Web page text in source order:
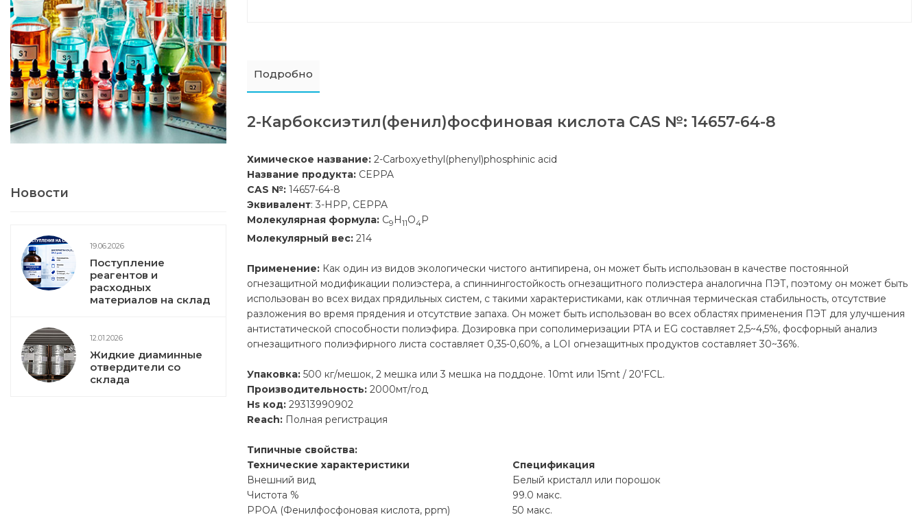
Новости
19.06.2026
Поступление
реагентов и
расходных
материалов на склад
12.01.2026
Жидкие диаминные
отвердители со
склада
Подробно
2-Карбоксиэтил(фенил)фосфиновая кислота CAS №: 14657-64-8
Химическое название: 2-Carboxyethyl(phenyl)phosphinic acid
Название продукта: CEPPA
CAS №: 14657-64-8
Эквивалент: 3-HPP, CEPPA
Молекулярная формула: C9 H11O4P
Молекулярный вес: 214
Применение: Как один из видов экологически чистого антипирена, он может быть использован в качестве постоянной
огнезащитной модификации полиэстера, а спиннингостойкость огнезащитного полиэстера аналогична ПЭТ, поэтому он может быть
использован во всех видах прядильных систем, с такими характеристиками, как отличная термическая стабильность, отсутствие
разложения во время прядения и отсутствие запаха. Он может быть использован во всех областях применения ПЭТ для улучшения
антистатической способности полиэфира. Дозировка при сополимеризации PTA и EG составляет 2,5~4,5%, фосфорный анализ
огнезащитного полиэфирного листа составляет 0,35-0,60%, а LOI огнезащитных продуктов составляет 30~36%.
Упаковка: 500 кг/мешок, 2 мешка или 3 мешка на поддоне. 10mt или 15mt / 20'FCL.
Производительность: 2000мт/год
Hs код: 29313990902
Reach: Полная регистрация
Типичные свойства:
Технические характеристики
Спецификация
Внешний вид
Белый кристалл или порошок
Чистота %
99.0 макс.
PPOA (Фенилфосфоновая кислота, ppm)
50 макс.